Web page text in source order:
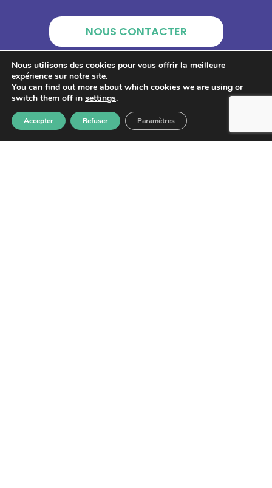
NOUS CONTACTER
Nous utilisons des cookies pour vous offrir la meilleure
expérience sur notre site.
You can find out more about which cookies we are using or
switch them off in settings.
Accepter Refuser Paramètres